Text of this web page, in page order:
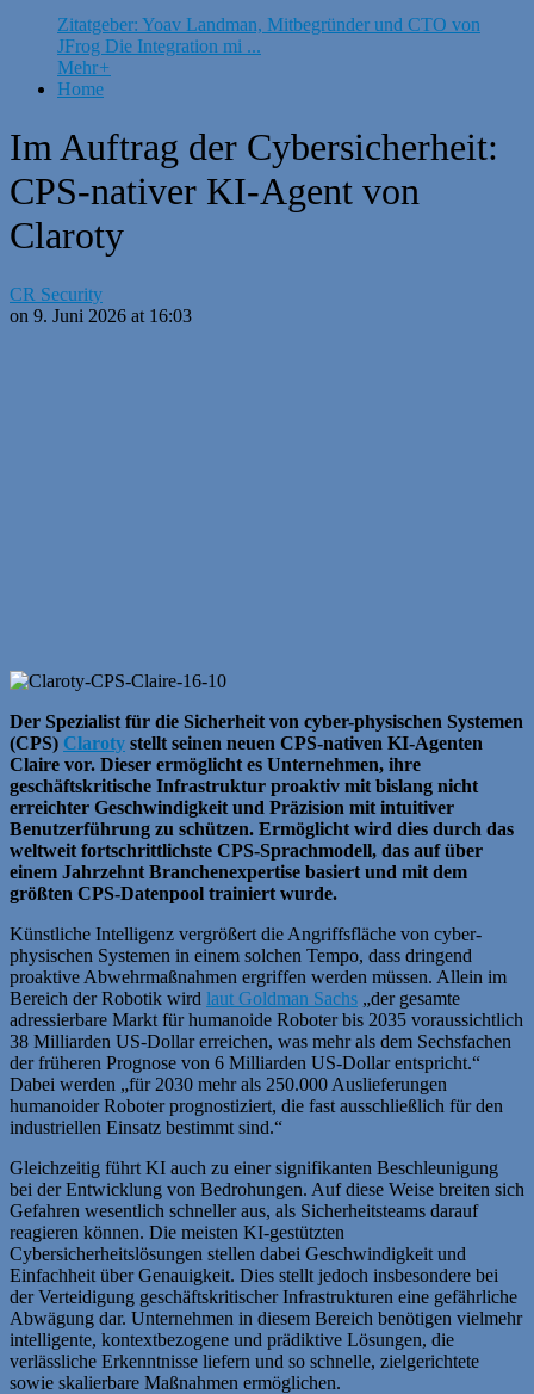
Zitatgeber: Yoav Landman, Mitbegründer und CTO von
JFrog Die Integration mi ...
Mehr+
Home
Im Auftrag der Cybersicherheit:
CPS-nativer KI-Agent von
Claroty
CR Security
on 9. Juni 2026 at 16:03
Der Spezialist für die Sicherheit von cyber-physischen Systemen
(CPS) Claroty stellt seinen neuen CPS-nativen KI-Agenten
Claire vor. Dieser ermöglicht es Unternehmen, ihre
geschäftskritische Infrastruktur proaktiv mit bislang nicht
erreichter Geschwindigkeit und Präzision mit intuitiver
Benutzerführung zu schützen. Ermöglicht wird dies durch das
weltweit fortschrittlichste CPS-Sprachmodell, das auf über
einem Jahrzehnt Branchenexpertise basiert und mit dem
größten CPS-Datenpool trainiert wurde.
Künstliche Intelligenz vergrößert die Angriffsfläche von cyber-
physischen Systemen in einem solchen Tempo, dass dringend
proaktive Abwehrmaßnahmen ergriffen werden müssen. Allein im
Bereich der Robotik wird laut Goldman Sachs „der gesamte
adressierbare Markt für humanoide Roboter bis 2035 voraussichtlich
38 Milliarden US-Dollar erreichen, was mehr als dem Sechsfachen
der früheren Prognose von 6 Milliarden US-Dollar entspricht.“
Dabei werden „für 2030 mehr als 250.000 Auslieferungen
humanoider Roboter prognostiziert, die fast ausschließlich für den
industriellen Einsatz bestimmt sind.“
Gleichzeitig führt KI auch zu einer signifikanten Beschleunigung
bei der Entwicklung von Bedrohungen. Auf diese Weise breiten sich
Gefahren wesentlich schneller aus, als Sicherheitsteams darauf
reagieren können. Die meisten KI-gestützten
Cybersicherheitslösungen stellen dabei Geschwindigkeit und
Einfachheit über Genauigkeit. Dies stellt jedoch insbesondere bei
der Verteidigung geschäftskritischer Infrastrukturen eine gefährliche
Abwägung dar. Unternehmen in diesem Bereich benötigen vielmehr
intelligente, kontextbezogene und prädiktive Lösungen, die
verlässliche Erkenntnisse liefern und so schnelle, zielgerichtete
sowie skalierbare Maßnahmen ermöglichen.